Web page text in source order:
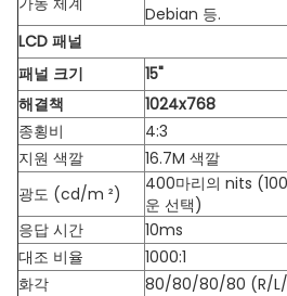
Debian 등.
LCD 패널
패널 크기
15"
해결책
1024x768
종횡비
4:3
지원 색깔
16.7M 색깔
광도 (cd/m ²)
400마리의 nits
운 선택)
응답 시간
10ms
대조 비율
1000:1
화각
80/80/80/80 (R/